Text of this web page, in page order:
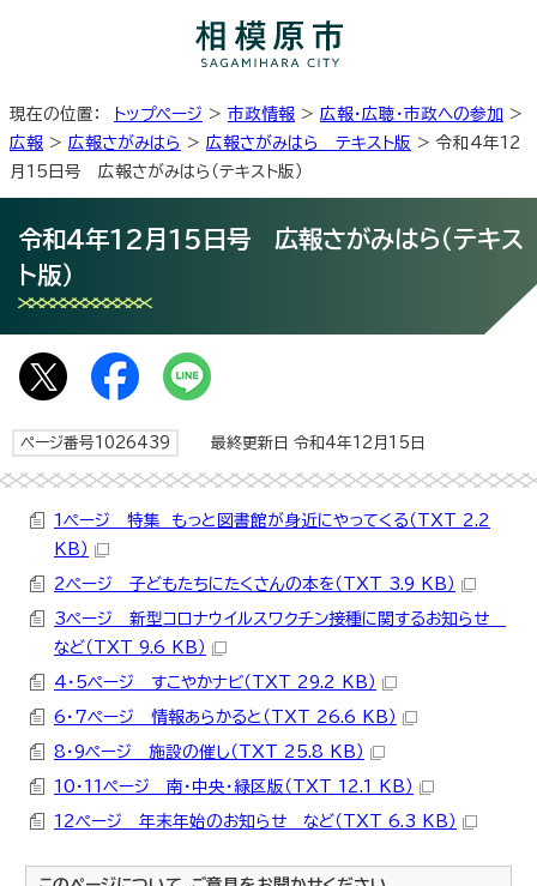
現在の位置： トップページ > 市政情報 > 広報・広聴・市政への参加 >
広報 > 広報さがみはら > 広報さがみはら テキスト版 > 令和4年12
月15日号 広報さがみはら（テキスト版）
令和4年12月15日号 広報さがみはら（テキス
ト版）
ページ番号1026439 最終更新日 令和4年12月15日
1ページ 特集 もっと図書館が身近にやってくる（TXT 2.2
KB）
2ページ 子どもたちにたくさんの本を（TXT 3.9 KB）
3ページ 新型コロナウイルスワクチン接種に関するお知らせ
など（TXT 9.6 KB）
4・5ページ すこやかナビ（TXT 29.2 KB）
6・7ページ 情報あらかると（TXT 26.6 KB）
8・9ページ 施設の催し（TXT 25.8 KB）
10・11ページ 南・中央・緑区版（TXT 12.1 KB）
12ページ 年末年始のお知らせ など（TXT 6.3 KB）